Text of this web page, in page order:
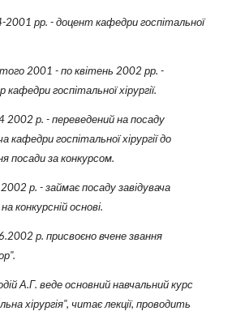
рр. - доцент кафедри госпітальної
2001 - по квітень 2002 рр. -
кафедри госпітальної хірургії.
р. - переведений на посаду
кафедри госпітальної хірургії до
посади за конкурсом.
р. - займає посаду завідувача
конкурсній основі.
р. присвоєно вчене звання
А.Г. веде основний навчальний курс
хірургія", читає лекції, проводить